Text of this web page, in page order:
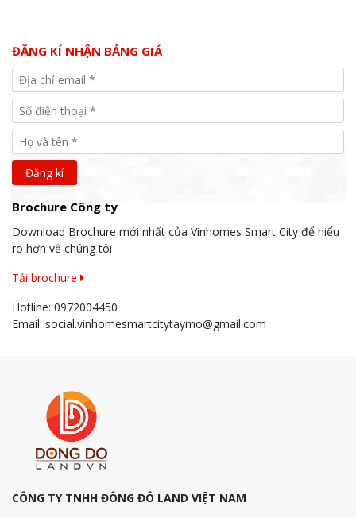
ĐĂNG KÍ NHẬN BẢNG GIÁ
Brochure Công ty
Download Brochure mới nhất của Vinhomes Smart City để hiểu
rõ hơn về chúng tôi
Tải brochure
Hotline: 0972004450
Email: social.vinhomesmartcitytaymo@gmail.com
CÔNG TY TNHH ĐÔNG ĐÔ LAND VIỆT NAM